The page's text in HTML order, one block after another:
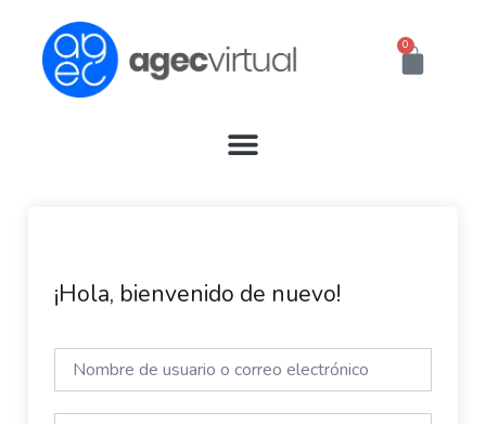
contenido
0
Cart
¡Hola, bienvenido de nuevo!